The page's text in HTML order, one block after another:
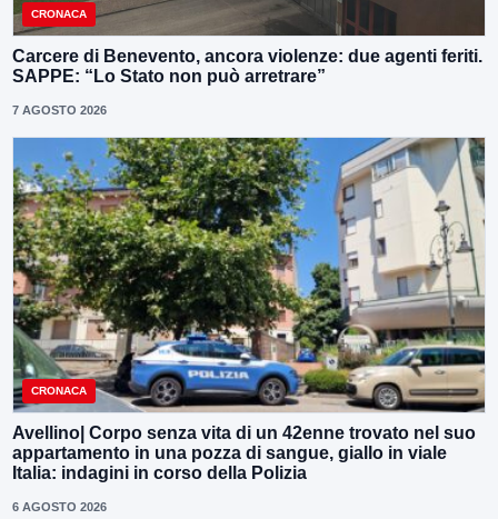
CRONACA
Carcere di Benevento, ancora violenze: due agenti feriti.
SAPPE: “Lo Stato non può arretrare”
7 AGOSTO 2026
CRONACA
Avellino| Corpo senza vita di un 42enne trovato nel suo
appartamento in una pozza di sangue, giallo in viale
Italia: indagini in corso della Polizia
6 AGOSTO 2026